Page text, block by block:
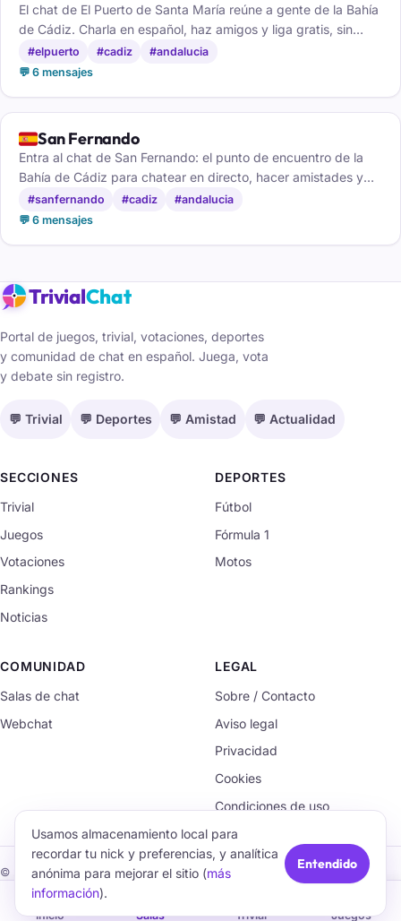
El chat de El Puerto de Santa María reúne a gente de la Bahía
de Cádiz. Charla en español, haz amigos y liga gratis, sin
registrarte.
#elpuerto #cadiz
#andalucia
💬 6 mensajes
🇪🇸San Fernando
Entra al chat de San Fernando: el punto de encuentro de la
Bahía de Cádiz para chatear en directo, hacer amistades y
conocer gente nueva sin crear cuenta.
#sanfernando #cadiz
#andalucia
💬 6 mensajes
TrivialChat
Portal de juegos, trivial, votaciones, deportes
y comunidad de chat en español. Juega, vota
y debate sin registro.
💬 Trivial 💬 Deportes 💬 Amistad 💬 Actualidad
SECCIONES
Trivial
Juegos
Votaciones
Rankings
Noticias
DEPORTES
Fútbol
Fórmula 1
Motos
COMUNIDAD
Salas de chat
Webchat
LEGAL
Sobre / Contacto
Aviso legal
Privacidad
Cookies
Condiciones de uso
© 2026 TrivialChat.org · Hecho con cariño para la comunidad.
Usamos almacenamiento local para
recordar tu nick y preferencias, y analítica
anónima para mejorar el sitio (más
información).
Entendido
🏠
Inicio Salas Trivial Juegos